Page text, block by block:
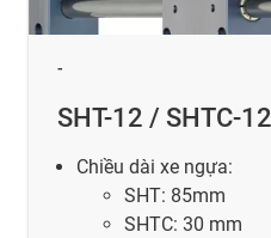
-
SHT-12 / SHTC-12
Chiều dài xe ngựa:
SHT: 85mm
SHTC: 30 mm